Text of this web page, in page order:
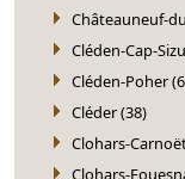
Châteauneuf-
Cléden-Cap-
Cléden-Poher
Cléder (38)
Clohars-
Clohars-